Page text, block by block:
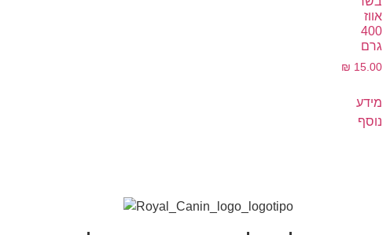
אווז
400
גרם
₪ 15.00
מידע
נוסף